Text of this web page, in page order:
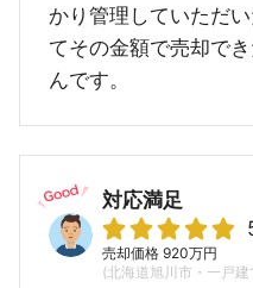
かり管理していただ
てその金額で売却で
んです。
対応満足
売却価格 920万円
(北海道旭川市・一戸建